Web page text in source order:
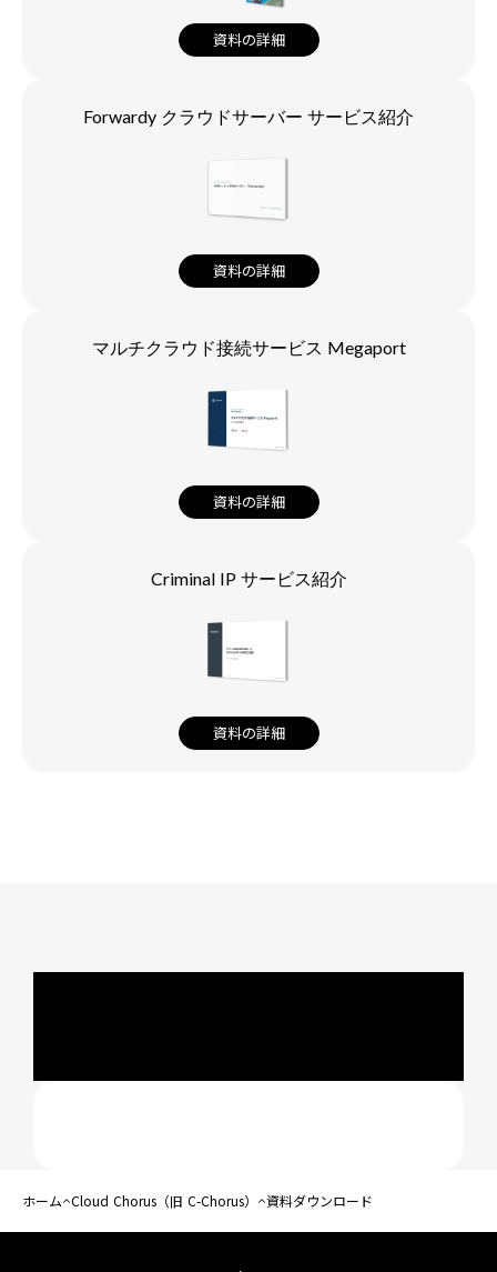
資料の詳細
Forwardy クラウドサーバー サービス紹介
資料の詳細
マルチクラウド接続サービス Megaport
資料の詳細
Criminal IP サービス紹介
資料の詳細
ホーム Cloud Chorus（旧 C-Chorus） 資料ダウンロード